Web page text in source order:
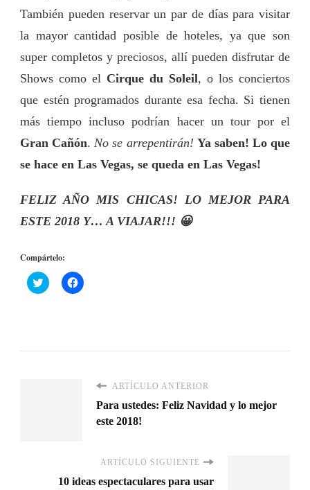
También pueden reservar un par de días para visitar
la mayor cantidad posible de hoteles, ya que son
super completos y preciosos, allí pueden disfrutar de
Shows como el Cirque du Soleil, o los conciertos
que estén programados durante esa fecha. Si tienen
más tiempo incluso podrían hacer un tour por el
Gran Cañón. No se arrepentirán! Ya saben! Lo que
se hace en Las Vegas, se queda en Las Vegas!
FELIZ AÑO MIS CHICAS! LO MEJOR PARA
ESTE 2018 Y… A VIAJAR!!! 😀
Compártelo:
Haz
clic
en
Haz
clic
en
nueva) ARTÍCULO ANTERIOR
Para ustedes: Feliz Navidad y lo mejor
este 2018!
ARTÍCULO SIGUIENTE
10 ideas espectaculares para usar